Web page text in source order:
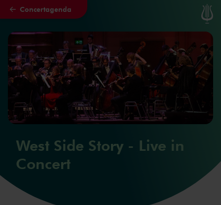
Naar hoofdcontent
Concertagenda
West Side Story - Live in
Concert